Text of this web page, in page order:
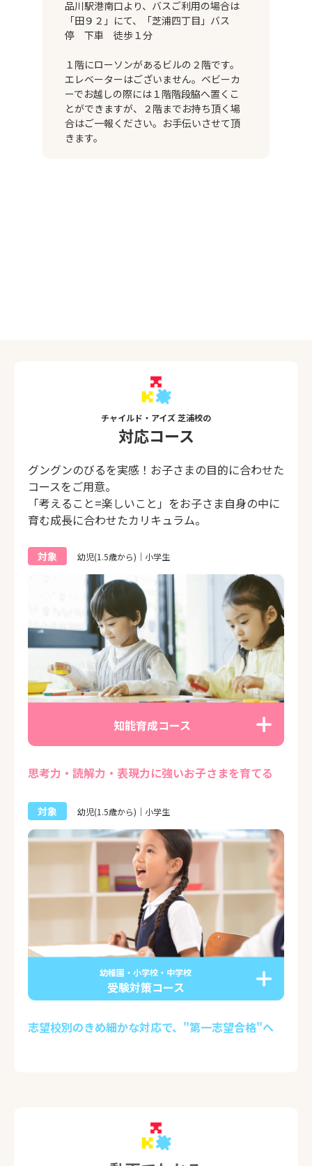
品川駅港南口より、バスご利用の場合は
「田９２」にて、「芝浦四丁目」バス
停 下車 徒歩１分
１階にローソンがあるビルの２階です。
エレベーターはございません。ベビーカ
ーでお越しの際には１階階段脇へ置くこ
とができますが、２階までお持ち頂く場
合はご一報ください。お手伝いさせて頂
きます。
チャイルド・アイズ 芝浦校の
対応コース
グングンのびるを実感！お子さまの目的に合わせた
コースをご用意。
「考えること=楽しいこと」をお子さま自身の中に
育む成長に合わせたカリキュラム。
対象 幼児(1.5歳から)｜小学生
知能育成コース
思考力・読解力・表現力に強いお子さまを育てる
対象 幼児(1.5歳から)｜小学生
幼稚園・小学校・中学校
受験対策コース
志望校別のきめ細かな対応で、"第一志望合格"へ